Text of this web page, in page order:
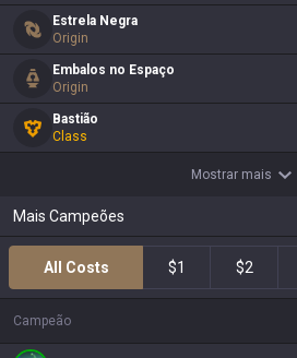
Estrela Negra
Origin
Embalos no Espaço
Origin
Bastião
Class
Mostrar mais
Mais Campeões
All Costs $1 $2
Campeão